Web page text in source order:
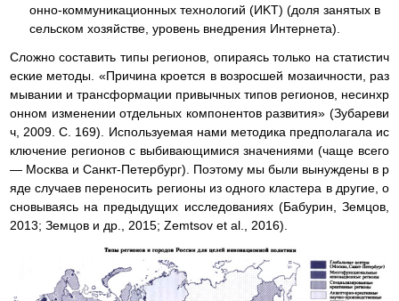
онно-коммуникационных технологий (ИKT) (доля занятых в
сельском хозяйстве, уровень внедрения Интернета).
Сложно составить типы регионов, опираясь только на статистич
еские методы. «Причина кроется в возросшей мозаичности, раз
мывании и трансформации привычных типов регионов, несинхр
онном изменении отдельных компонентов развития» (Зубареви
ч, 2009. С. 169). Используемая нами методика предполагала ис
ключение регионов с выбивающимися значениями (чаще всего
— Москва и Санкт-Петербург). Поэтому мы были вынуждены в р
яде случаев переносить регионы из одного кластера в другие, о
сновываясь на предыдущих исследованиях (Бабурин, Земцов,
2013; Земцов и др., 2015; Zemtsov et al., 2016).